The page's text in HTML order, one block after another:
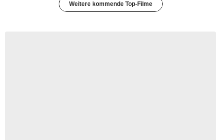
Weitere kommende Top-Filme